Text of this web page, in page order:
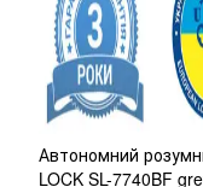
Автономний
LOCK SL-7740BF